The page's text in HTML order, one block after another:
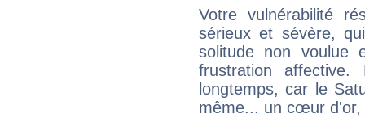
Votre vulnérabilité
sérieux et sévère,
solitude non voulue
frustration
longtemps, car le
même... un cœur d'or,